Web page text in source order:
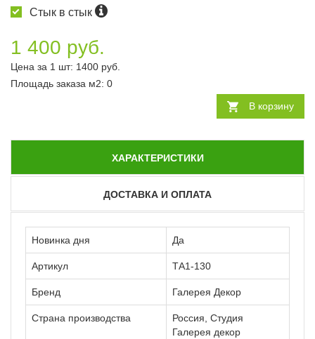
Стык в стык
1 400 руб.
Цена за 1 шт: 1400 руб.
Площадь заказа м2: 0
В корзину
ХАРАКТЕРИСТИКИ
ДОСТАВКА И ОПЛАТА
Новинка дня Да
Артикул ТА1-130
Бренд Галерея Декор
Страна производства
Россия, Студия
Галерея декор